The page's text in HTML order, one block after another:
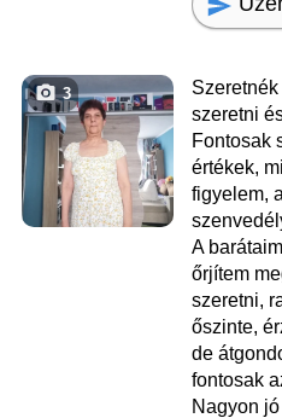
3
szeretni
Fontosak
értékek,
figyelem,
A
őrjítem
szeretni,
őszinte,
de
fontosak
Nagyon